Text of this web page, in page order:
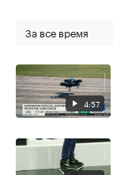
За все время
4:57